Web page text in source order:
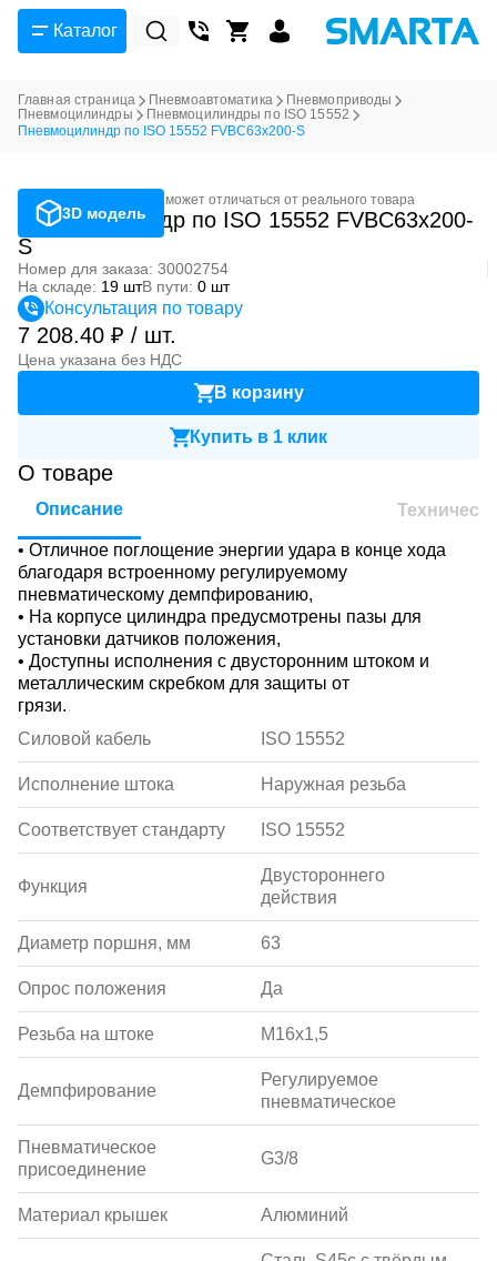
Каталог
Главная страница Пневмоавтоматика
Пневмоприводы
Пневмоцилиндры
Пневмоцилиндры по ISO 15552
Пневмоцилиндр по ISO 15552 FVBC63x200-S
3D модель
Фотография может отличаться от реального товара
Пневмоцилиндр по ISO 15552 FVBC63x200-
S
Номер для заказа: 30002754
На складе: 19 штВ пути: 0 шт
Консультация по товару
7 208.40 ₽ / шт.
Цена указана без НДС
В корзину
Купить в 1 клик
О товаре
Описание
• Отличное поглощение энергии удара в конце хода
благодаря встроенному регулируемому
пневматическому демпфированию,
• На корпусе цилиндра предусмотрены пазы для
установки датчиков положения,
• Доступны исполнения с двусторонним штоком и
металлическим скребком для защиты от
грязи.
Силовой кабель
ISO 15552
Исполнение штока Наружная резьба
Соответствует стандарту ISO 15552
Функция
Двустороннего
действия
Диаметр поршня, мм 63
Опрос положения Да
Резьба на штоке M16x1,5
Демпфирование
Регулируемое
пневматическое
Пневматическое
присоединение
G3/8
Материал крышек Алюминий